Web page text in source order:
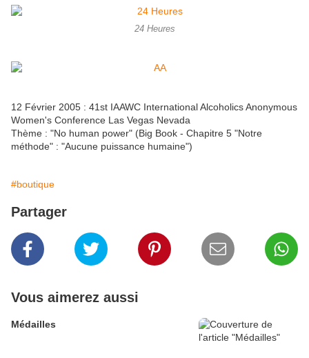
24 Heures
12 Février 2005 : 41st IAAWC International Alcoholics Anonymous
Women's Conference Las Vegas Nevada
Thème : "No human power" (Big Book - Chapitre 5 "Notre
méthode" : "Aucune puissance humaine")
#boutique
Partager
Vous aimerez aussi
Médailles